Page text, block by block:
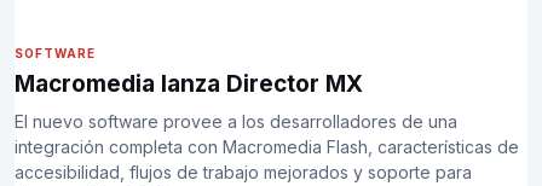
SOFTWARE
Macromedia lanza Director MX
El nuevo software provee a los desarrolladores de una
integración completa con Macromedia Flash, características de
accesibilidad, flujos de trabajo mejorados y soporte para